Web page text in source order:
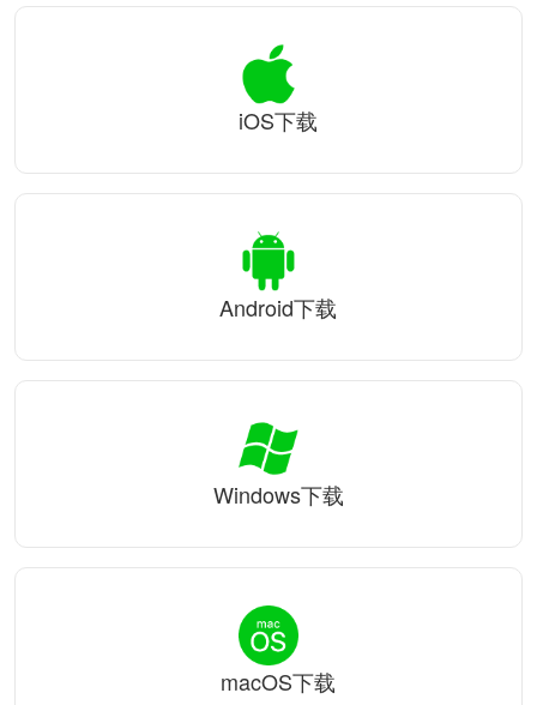
iOS下载
Android下载
Windows下载
macOS下载